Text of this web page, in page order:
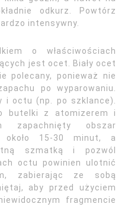
odkurz. Powtórz
intensywny.
o właściwościach
jest ocet. Biały ocet
polecany, ponieważ nie
po wyparowaniu.
i octu (np. po szklance).
butelki z atomizerem i
zapachnięty obszar
około 15-30 minut, a
szmatką i pozwól
octu powinien ulotnić
zabierając ze sobą
aby przed użyciem
fragmencie